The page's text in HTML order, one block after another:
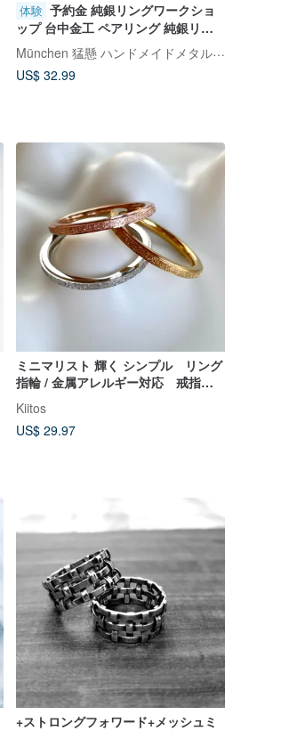
体験 予約金 純銀リングワークショ
ップ 台中金工 ペアリング 純銀リン
グ
München 猛懸 ハンドメイドメタルクラフト
US$ 32.99
ミニマリスト 輝く シンプル リング
指輪 / 金属アレルギー対応 戒指
防過敏
Kiitos
US$ 29.97
+ストロングフォワード+メッシュミ